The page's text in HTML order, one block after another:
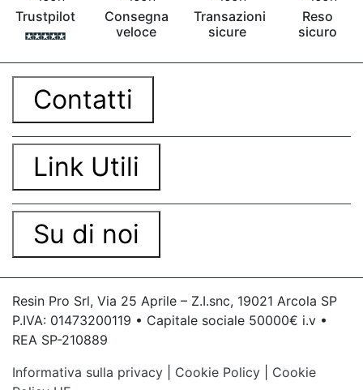
Trustpilot
Consegna
veloce
Transazioni
sicure
Reso
sicuro
Contatti
Link Utili
Su di noi
Resin Pro Srl, Via 25 Aprile – Z.I.snc, 19021 Arcola SP
P.IVA: 01473200119 • Capitale sociale 50000€ i.v •
REA SP-210889
Informativa sulla privacy
Cookie Policy
Cookie